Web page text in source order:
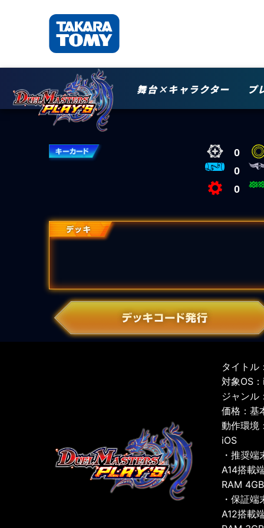
舞台×キャラクター プ
0
0
0
タイトル
対象OS
ジャンル
価格：基
動作環境
iOS
・推奨端
A14搭載
RAM
・保証端
A12搭載